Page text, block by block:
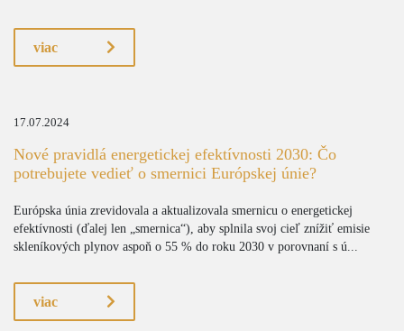
viac
17.07.2024
Nové pravidlá energetickej efektívnosti 2030: Čo
potrebujete vedieť o smernici Európskej únie?
Európska únia zrevidovala a aktualizovala smernicu o energetickej
efektívnosti (ďalej len „smernica“), aby splnila svoj cieľ znížiť emisie
skleníkových plynov aspoň o 55 % do roku 2030 v porovnaní s ú...
viac